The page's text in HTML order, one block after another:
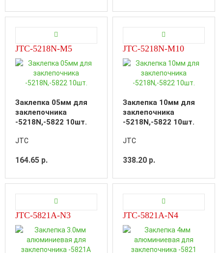
JTC-5218N-M5
Заклепка 05мм для
заклепочника
-5218N,-5822 10шт.
JTC
164.65 р.
JTC-5218N-M10
Заклепка 10мм для
заклепочника
-5218N,-5822 10шт.
JTC
338.20 р.
JTC-5821A-N3 JTC-5821A-N4